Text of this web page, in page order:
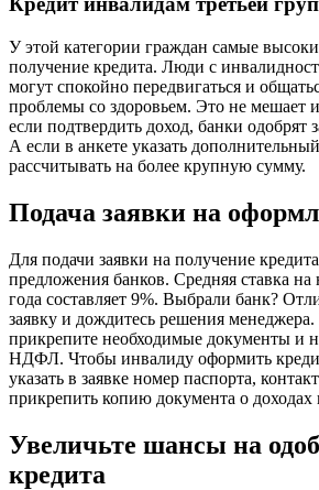
У этой категории граждан самые
получение кредита. Люди с
могут спокойно передвигаться и
проблемы со здоровьем. Это не мешает
если подтвердить доход, банки одобрят
А если в анкете указать
рассчитывать на более крупную сумму.
Подача заявки на
Для подачи заявки на получение
предложения банков. Средняя ставка на
года составляет 9%. Выбрали банк?
заявку и дождитесь решения
прикрепите необходимые документы и
НДФЛ. Чтобы инвалиду оформить
указать в заявке номер паспорта,
прикрепить копию документа о доходах
Увеличьте шансы на
кредита